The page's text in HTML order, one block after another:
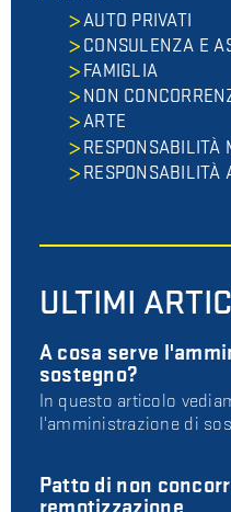
AUTO PRIVATI
CONSULENZA E
FAMIGLIA
NON
ARTE
RESPONSABILITÀ
RESPONSABILITÀ
ULTIMI
A cosa serve
sostegno?
In questo articolo
l'amministrazione di
Patto di non